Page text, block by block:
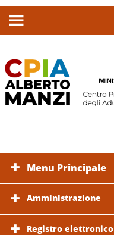
Menu Principale
Amministrazione
Registro elettronico